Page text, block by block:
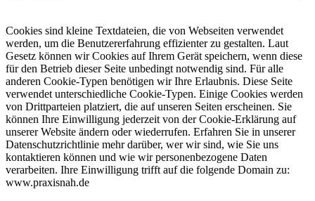
Cookies sind kleine Textdateien, die von Webseiten verwendet
werden, um die Benutzererfahrung effizienter zu gestalten. Laut
Gesetz können wir Cookies auf Ihrem Gerät speichern, wenn diese
für den Betrieb dieser Seite unbedingt notwendig sind. Für alle
anderen Cookie-Typen benötigen wir Ihre Erlaubnis. Diese Seite
verwendet unterschiedliche Cookie-Typen. Einige Cookies werden
von Drittparteien platziert, die auf unseren Seiten erscheinen. Sie
können Ihre Einwilligung jederzeit von der Cookie-Erklärung auf
unserer Website ändern oder wiederrufen. Erfahren Sie in unserer
Datenschutzrichtlinie mehr darüber, wer wir sind, wie Sie uns
kontaktieren können und wie wir personenbezogene Daten
verarbeiten. Ihre Einwilligung trifft auf die folgende Domain zu:
www.praxisnah.de